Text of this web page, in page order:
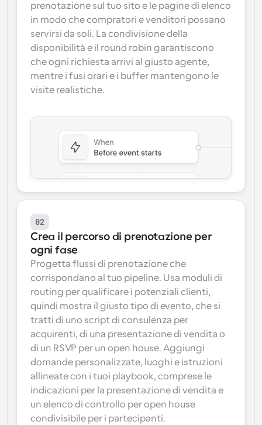
prenotazione sul tuo sito e le pagine di elenco
in modo che compratori e venditori possano
servirsi da soli. La condivisione della
disponibilità e il round robin garantiscono
che ogni richiesta arrivi al giusto agente,
mentre i fusi orari e i buffer mantengono le
visite realistiche.
02
Crea il percorso di prenotazione per
ogni fase
Progetta flussi di prenotazione che
corrispondano al tuo pipeline. Usa moduli di
routing per qualificare i potenziali clienti,
quindi mostra il giusto tipo di evento, che si
tratti di uno script di consulenza per
acquirenti, di una presentazione di vendita o
di un RSVP per un open house. Aggiungi
domande personalizzate, luoghi e istruzioni
allineate con i tuoi playbook, comprese le
indicazioni per la presentazione di vendita e
un elenco di controllo per open house
condivisibile per i partecipanti.